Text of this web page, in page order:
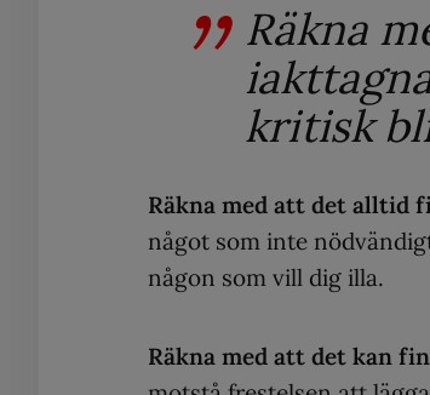
Räkna
kritisk
Räkna med att det alltid
något som inte
någon som vill dig illa.
Räkna med att det kan